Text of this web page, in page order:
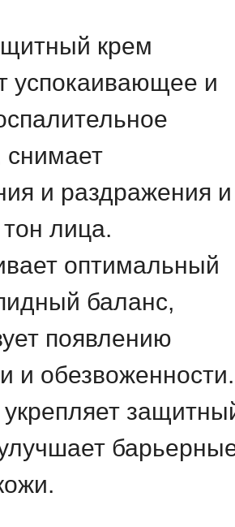
крем
успокаивающее и
снимает
и раздражения и
лица.
оптимальный
баланс,
появлению
и обезвоженности.